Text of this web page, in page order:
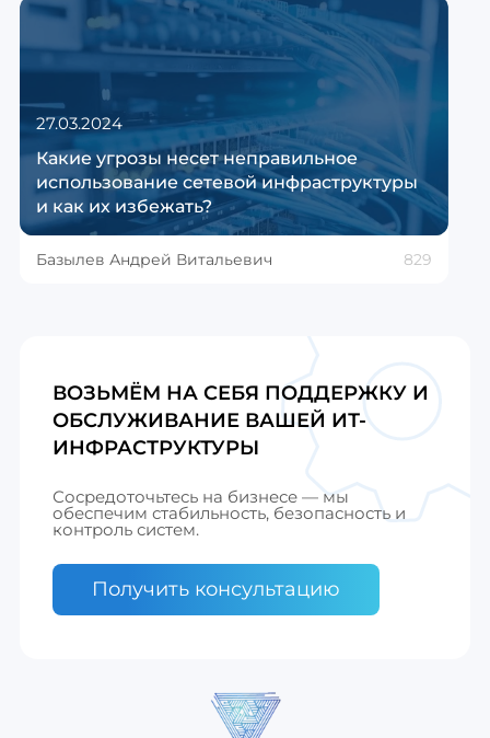
27.03.2024
Какие угрозы несет неправильное
использование сетевой инфраструктуры
и как их избежать?
Базылев Андрей Витальевич 829
ВОЗЬМЁМ НА СЕБЯ ПОДДЕРЖКУ И
ОБСЛУЖИВАНИЕ ВАШЕЙ ИТ-
ИНФРАСТРУКТУРЫ
Сосредоточьтесь на бизнесе — мы
обеспечим стабильность, безопасность и
контроль систем.
Получить консультацию